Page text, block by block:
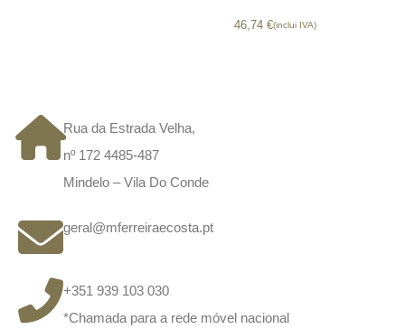
46,74 €(inclui IVA)
Rua da Estrada Velha,
nº 172 4485-487
Mindelo – Vila Do Conde
geral@mferreiraecosta.pt
+351 939 103 030
*Chamada para a rede móvel nacional